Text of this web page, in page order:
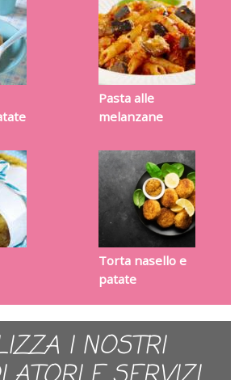
Pasta alle
melanzane
Torta nasello e
patate
I NOSTRI